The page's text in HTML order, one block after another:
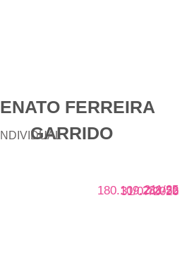
FERREIRA
GARRIDO
211/25
180.109.288-52
31/07/2026